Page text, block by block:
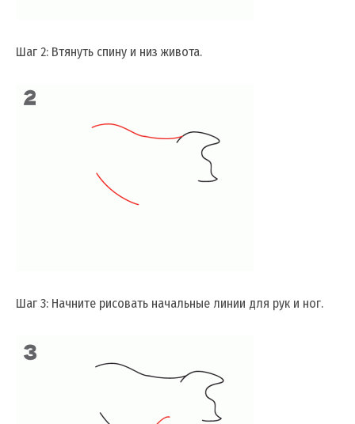
Шаг 2: Втянуть спину и низ живота.
Шаг 3: Начните рисовать начальные линии для рук и ног.